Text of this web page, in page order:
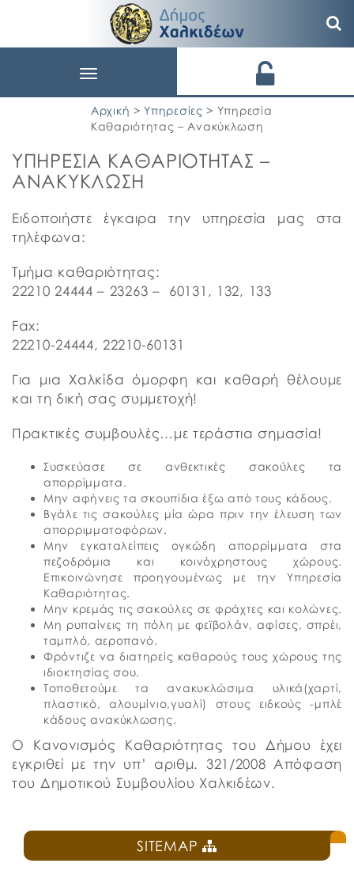
Toggle
Αρχική >Υπηρεσίες > Υπηρεσία
Καθαριότητας – Ανακύκλωση
ΥΠΗΡΕΣΙΑ ΚΑΘΑΡΙΟΤΗΤΑΣ –
ΑΝΑΚΥΚΛΩΣΗ
Ειδοποιήστε έγκαιρα την υπηρεσία μας στα
τηλέφωνα:
Τμήμα καθαριότητας:
22210 24444 – 23263 – 60131, 132, 133
Fax:
22210-24444, 22210-60131
Για μια Χαλκίδα όμορφη και καθαρή θέλουμε
και τη δική σας συμμετοχή!
Πρακτικές συμβουλές…με τεράστια σημασία!
Συσκεύασε σε ανθεκτικές σακούλες τα
απορρίμματα.
Μην αφήνεις τα σκουπίδια έξω από τους κάδους.
Βγάλε τις σακούλες μία ώρα πριν την έλευση των
απορριμματοφόρων.
Μην εγκαταλείπεις ογκώδη απορρίμματα στα
πεζοδρόμια και κοινόχρηστους χώρους.
Επικοινώνησε προηγουμένως με την Υπηρεσία
Καθαριότητας.
Μην κρεμάς τις σακούλες σε φράχτες και κολώνες.
Μη ρυπαίνεις τη πόλη με φεϊβολάν, αφίσες, σπρέι,
ταμπλό, αεροπανό.
Φρόντιζε να διατηρείς καθαρούς τους χώρους της
ιδιοκτησίας σου.
Τοποθετούμε τα ανακυκλώσιμα υλικά(χαρτί,
πλαστικό, αλουμίνιο,γυαλί) στους ειδκούς -μπλέ
κάδους ανακύκλωσης.
O Κανονισμός Καθαριότητας του Δήμου έχει
εγκριθεί με την υπ’ αριθμ. 321/2008 Απόφαση
του Δημοτικού Συμβουλίου Χαλκιδέων.
SITEMAP